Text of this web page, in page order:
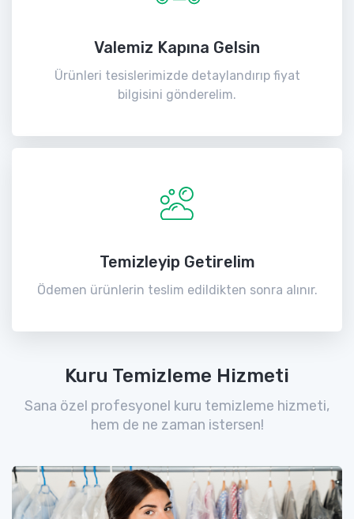
Valemiz Kapına Gelsin
Ürünleri tesislerimizde detaylandırıp fiyat
bilgisini gönderelim.
Temizleyip Getirelim
Ödemen ürünlerin teslim edildikten sonra alınır.
Kuru Temizleme Hizmeti
Sana özel profesyonel kuru temizleme hizmeti,
hem de ne zaman istersen!